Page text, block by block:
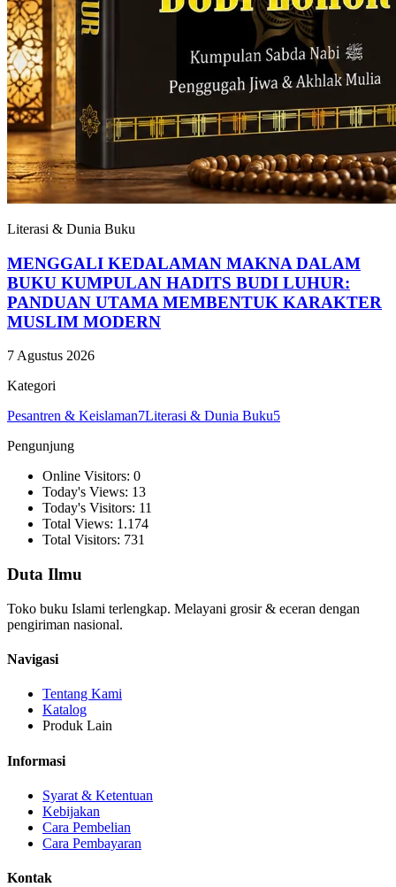
Literasi & Dunia Buku
MENGGALI KEDALAMAN MAKNA DALAM
BUKU KUMPULAN HADITS BUDI LUHUR:
PANDUAN UTAMA MEMBENTUK KARAKTER
MUSLIM MODERN
7 Agustus 2026
Kategori
Pesantren & Keislaman7Literasi & Dunia Buku5
Pengunjung
Online Visitors: 0
Today's Views: 13
Today's Visitors: 11
Total Views: 1.174
Total Visitors: 731
Duta Ilmu
Toko buku Islami terlengkap. Melayani grosir & eceran dengan
pengiriman nasional.
Navigasi
Tentang Kami
Katalog
Produk Lain
Informasi
Syarat & Ketentuan
Kebijakan
Cara Pembelian
Cara Pembayaran
Kontak